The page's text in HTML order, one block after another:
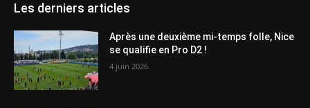
Les derniers articles
Après une deuxième mi-temps folle, Nice
se qualifie en Pro D2 !
4 juin 2026